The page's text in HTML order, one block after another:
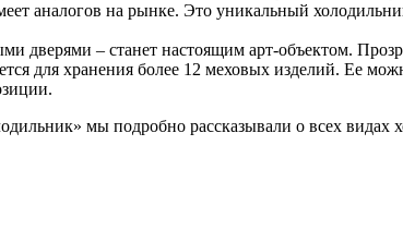
аналогов на рынке. Это уникальный
дверями – станет настоящим арт-объектом.
для хранения более 12 меховых изделий. Ее
мы подробно рассказывали о всех